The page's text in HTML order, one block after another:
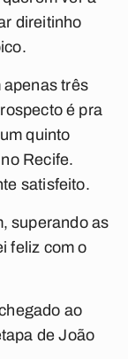
direitinho
apenas três
é pra
quinto
Recife.
satisfeito.
superando as
feliz com o
ao
de João